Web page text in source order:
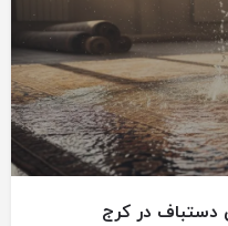
دستباف در کرج